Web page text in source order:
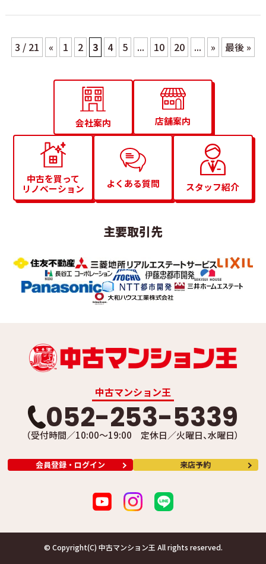
3 / 21 « 1 2 3 4 5 ... 10 20 ... » 最後 »
会社案内 店舗案内
中古を買って
リノベーション
よくある質問 スタッフ紹介
主要取引先
中古マンション王
052-253-5339
（受付時間／10:00～19:00 定休日／火曜日、水曜日）
会員登録・ログイン 来店予約
© Copyright(C) 中古マンション王 All rights reserved.